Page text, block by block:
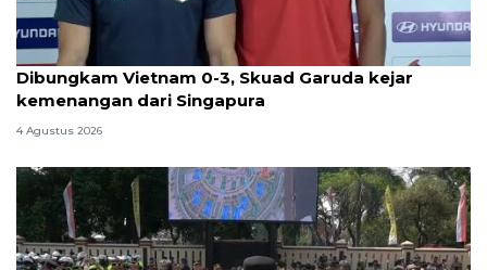
Dibungkam Vietnam 0-3, Skuad Garuda kejar
kemenangan dari Singapura
4 Agustus 2026